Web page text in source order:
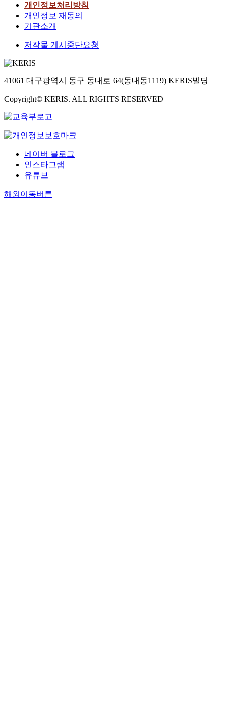
개인정보처리방침
개인정보 재동의
기관소개
저작물 게시중단요청
41061 대구광역시 동구 동내로 64(동내동1119) KERIS빌딩
Copyright© KERIS. ALL RIGHTS RESERVED
네이버 블로그
인스타그램
유튜브
해외이동버튼